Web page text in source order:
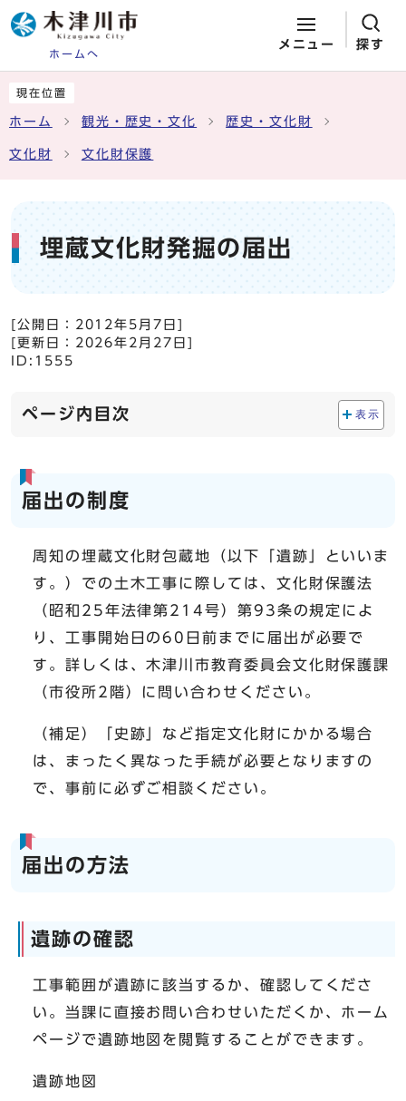
ホームへ
メニュー 探す
現在位置
ホーム 観光・歴史・文化 歴史・文化財
文化財 文化財保護
埋蔵文化財発掘の届出
[公開日： 2012年5月7日
[更新日： 2026年2月27日
ID:1555
ページ内目次 表示
届出の制度
周知の埋蔵文化財包蔵地（以下「遺跡」といいま
す。）での土木工事に際しては、文化財保護法
（昭和25年法律第214号）第93条の規定によ
り、工事開始日の60日前までに届出が必要で
す。詳しくは、木津川市教育委員会文化財保護課
（市役所2階）に問い合わせください。
（補足）「史跡」など指定文化財にかかる場合
は、まったく異なった手続が必要となりますの
で、事前に必ずご相談ください。
届出の方法
遺跡の確認
工事範囲が遺跡に該当するか、確認してくださ
い。当課に直接お問い合わせいただくか、ホーム
ページで遺跡地図を閲覧することができます。
遺跡地図